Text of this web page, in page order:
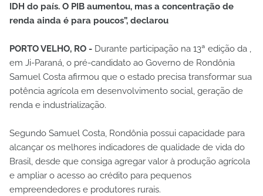
IDH do país. O PIB aumentou, mas a concentração de
renda ainda é para poucos”, declarou
PORTO VELHO, RO - Durante participação na 13ª edição da ,
em Ji-Paraná, o pré-candidato ao Governo de Rondônia
Samuel Costa afirmou que o estado precisa transformar sua
potência agrícola em desenvolvimento social, geração de
renda e industrialização.
Segundo Samuel Costa, Rondônia possui capacidade para
alcançar os melhores indicadores de qualidade de vida do
Brasil, desde que consiga agregar valor à produção agrícola
e ampliar o acesso ao crédito para pequenos
empreendedores e produtores rurais.